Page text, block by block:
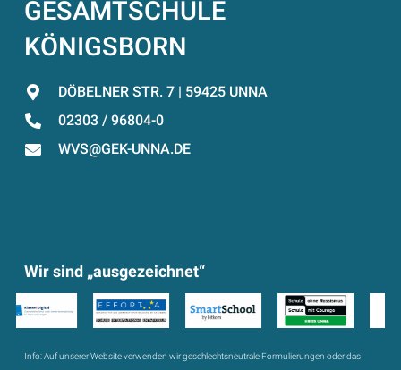
GESAMTSCHULE
KÖNIGSBORN
DÖBELNER STR. 7 | 59425 UNNA
02303 / 96804-0
WVS@GEK-UNNA.DE
Wir sind „ausgezeichnet“
Info:Auf unserer Website verwenden wir geschlechtsneutrale Formulierungen oder das